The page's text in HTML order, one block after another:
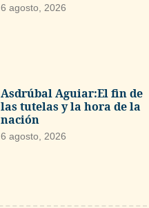
6 agosto, 2026
Asdrúbal Aguiar:El fin de
las tutelas y la hora de la
nación
6 agosto, 2026